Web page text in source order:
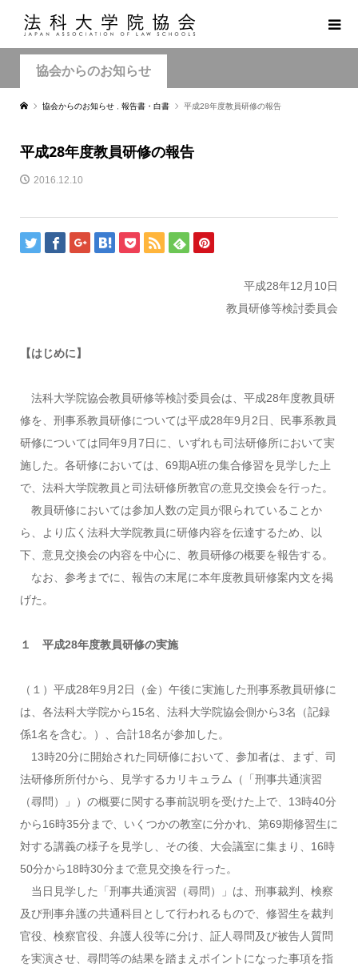
協会からのお知らせ
協会からのお知らせ 報告書・白書 平成28年度教員研修の報告
平成28年度教員研修の報告
2016.12.10
平成28年12月10日
教員研修等検討委員会
【はじめに】
法科大学院協会教員研修等検討委員会は、平成28年度教員研
修を、刑事系教員研修については平成28年9月2日、民事系教員
研修については同年9月7日に、いずれも司法研修所において実
施した。各研修においては、69期A班の集合修習を見学した上
で、法科大学院教員と司法研修所教官の意見交換会を行った。
教員研修においては参加人数の定員が限られていることか
ら、より広く法科大学院教員に研修内容を伝達するため、以
下、意見交換会の内容を中心に、教員研修の概要を報告する。
なお、参考までに、報告の末尾に本年度教員研修案内文を掲
げた。
１ 平成28年度教員研修の実施
（１）平成28年9月2日（金）午後に実施した刑事系教員研修に
は、各法科大学院から15名、法科大学院協会側から3名（記録
係1名を含む。）、合計18名が参加した。
13時20分に開始された同研修において、参加者は、まず、司
法研修所所付から、見学するカリキュラム（「刑事共通演習
（尋問）」）の概要に関する事前説明を受けた上で、13時40分
から16時35分まで、いくつかの教室に分かれ、第69期修習生に
対する講義の様子を見学し、その後、大会議室に集まり、16時
50分から18時30分まで意見交換を行った。
当日見学した「刑事共通演習（尋問）」は、刑事裁判、検察
及び刑事弁護の共通科目として行われるもので、修習生を裁判
官役、検察官役、弁護人役等に分け、証人尋問及び被告人質問
を実演させ、尋問等の結果を踏まえポイントになった事項を指